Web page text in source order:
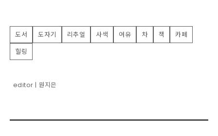
도서 도자기 리추얼 사색 여유 차 책
카페
힐링
editor | 원지은